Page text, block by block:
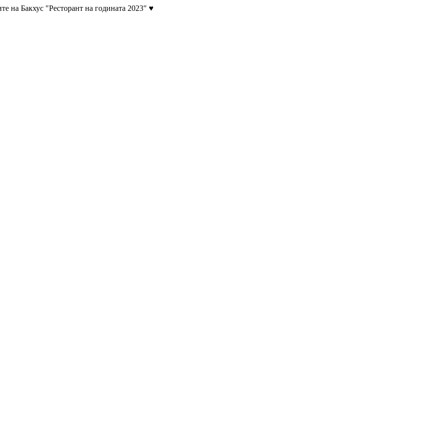
на Бакхус "Ресторант на годината 2023" ♥